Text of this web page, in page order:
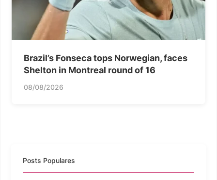
Brazil’s Fonseca tops Norwegian, faces
Shelton in Montreal round of 16
08/08/2026
Posts Populares